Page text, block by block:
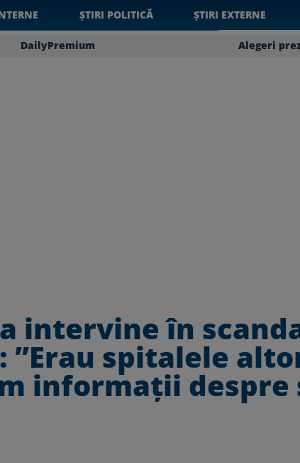
ȘTIRI POLITICĂ ȘTIRI EXTERNE
DailyPremium Alegeri
intervine în
spitalele
informații despre